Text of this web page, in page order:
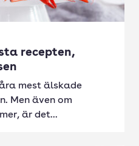
recepten,
mest älskade
Men även om
är det...